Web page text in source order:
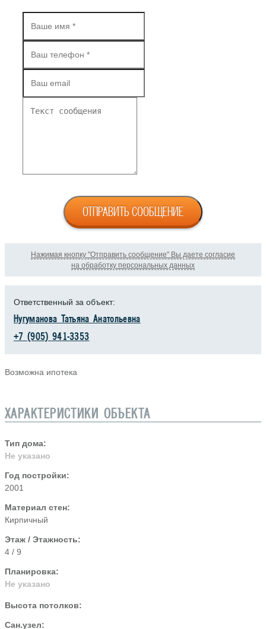
ОТПРАВИТЬ СООБЩЕНИЕ
Нажимая кнопку "Отправить сообщение" Вы даете согласие
на обработку персональных данных
Ответственный за объект:
Нугуманова Татьяна Анатольевна
+7 (905) 941-3353
Возможна ипотека
ХАРАКТЕРИСТИКИ ОБЪЕКТА
Тип дома:
Не указано
Год постройки:
2001
Материал стен:
Кирпичный
Этаж / Этажность:
4 / 9
Планировка:
Не указано
Высота потолков:
Сан.узел: